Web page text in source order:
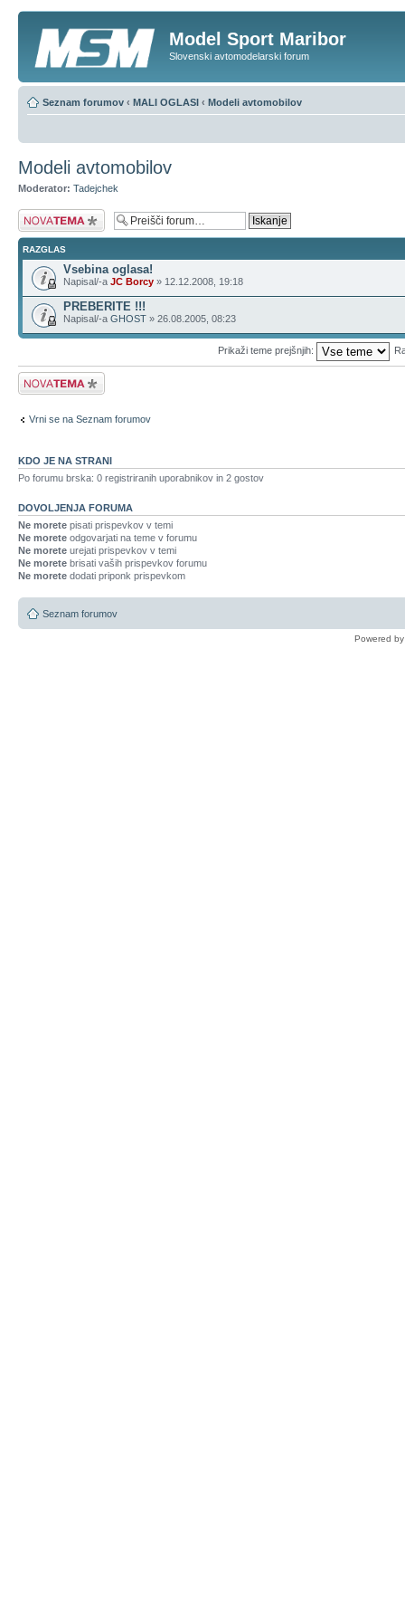
Model Sport Maribor
Slovenski avtomodelarski forum
Seznam forumov ‹ MALI OGLASI ‹ Modeli avtomobilov
Modeli avtomobilov
Moderator: Tadejchek
Napiši novo temo
RAZGLAS
Vsebina oglasa!
Napisal/-a JC Borcy » 12.12.2008, 19:18
PREBERITE !!!
Napisal/-a GHOST » 26.08.2005, 08:23
Prikaži teme prejšnjih:
Napiši novo temo
Vrni se na Seznam forumov
KDO JE NA STRANI
Po forumu brska: 0 registriranih uporabnikov in 2 gostov
DOVOLJENJA FORUMA
Ne morete pisati prispevkov v temi
Ne morete odgovarjati na teme v forumu
Ne morete urejati prispevkov v temi
Ne morete brisati vaših prispevkov forumu
Ne morete dodati priponk prispevkom
Seznam forumov
Powered